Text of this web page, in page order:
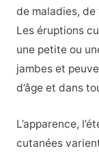
de maladies, de
Les éruptions
une petite ou
jambes et
d’âge et dans
L’apparence,
cutanées